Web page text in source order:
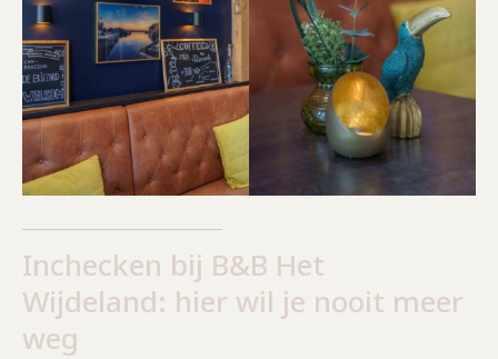
Inchecken bij B&B Het
Wijdeland: hier wil je nooit meer
weg